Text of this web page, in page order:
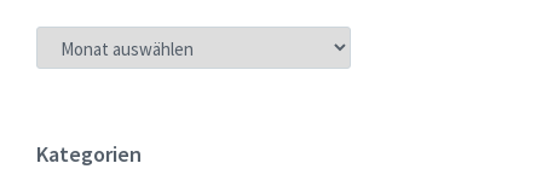
ARCHIV
Kategorien